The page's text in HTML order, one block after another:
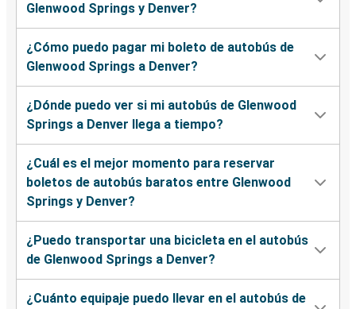
Glenwood Springs y Denver?
¿Cómo puedo pagar mi boleto de autobús de
Glenwood Springs a Denver?
¿Dónde puedo ver si mi autobús de Glenwood
Springs a Denver llega a tiempo?
¿Cuál es el mejor momento para reservar
boletos de autobús baratos entre Glenwood
Springs y Denver?
¿Puedo transportar una bicicleta en el autobús
de Glenwood Springs a Denver?
¿Cuánto equipaje puedo llevar en el autobús de